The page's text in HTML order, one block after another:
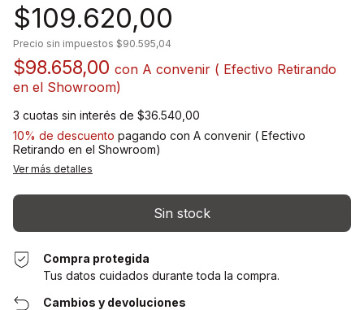
$109.620,00
Precio sin impuestos $90.595,04
$98.658,00 con A convenir ( Efectivo Retirando
en el Showroom)
3 cuotas sin interés de $36.540,00
10% de descuento pagando con A convenir ( Efectivo
Retirando en el Showroom)
Ver más detalles
Compra protegida
Tus datos cuidados durante toda la compra.
Cambios y devoluciones